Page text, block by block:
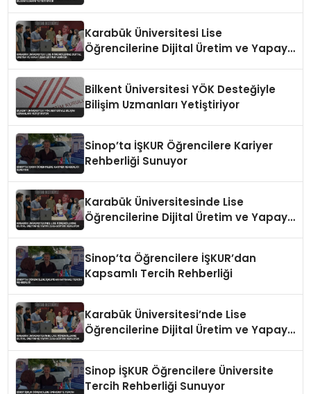
Karabük Üniversitesi Lise
Öğrencilerine Dijital Üretim ve Yapay
Bilkent Üniversitesi YÖK Desteğiyle
Bilişim Uzmanları Yetiştiriyor
Sinop’ta İŞKUR Öğrencilere Kariyer
Rehberliği Sunuyor
Karabük Üniversitesinde Lise
Öğrencilerine Dijital Üretim ve Yapay
Sinop’ta Öğrencilere İŞKUR’dan
Kapsamlı Tercih Rehberliği
Karabük Üniversitesi’nde Lise
Öğrencilerine Dijital Üretim ve Yapay
Sinop İŞKUR Öğrencilere Üniversite
Tercih Rehberliği Sunuyor